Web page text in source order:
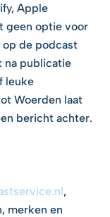
Apple
geen optie voor
op de podcast
na publicatie
leuke
Woerden laat
bericht achter.
,
merken en